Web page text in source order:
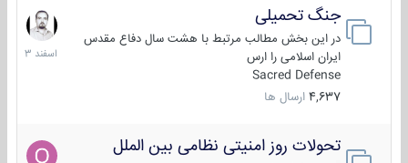
جنگ تحمیلی
در این بخش مطالب مرتبط با هشت سال دفاع مقدس
ایران اسلامی را ارس
Sacred Defense
4,637 ارسال ها
20
اسفند
1403
تحولات روز امنیتی نظامی بین الملل
21